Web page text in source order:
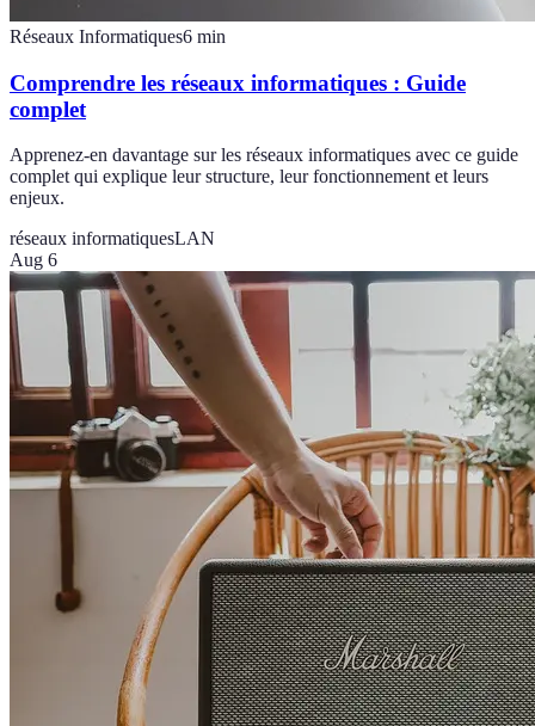
Réseaux Informatiques6 min
Comprendre les réseaux informatiques : Guide
complet
Apprenez-en davantage sur les réseaux informatiques avec ce guide
complet qui explique leur structure, leur fonctionnement et leurs
enjeux.
réseaux informatiquesLAN
Aug 6